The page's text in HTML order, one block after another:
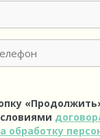
обработку